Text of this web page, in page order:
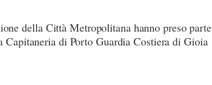
della Città Metropolitana hanno preso parte
di Porto Guardia Costiera di Gioia